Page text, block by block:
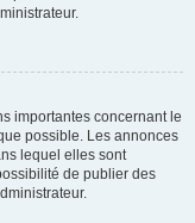
importantes concernant le
possible. Les annonces
lequel elles sont
de publier des